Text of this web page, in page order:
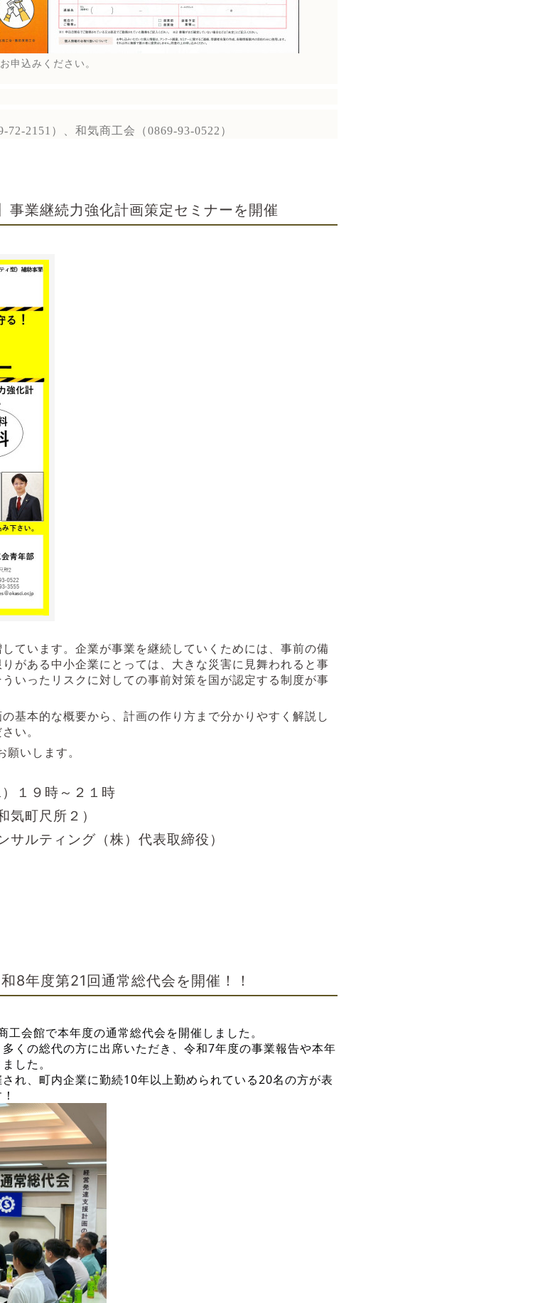
申込みください。
2151）、和気商工会（0869-93-0522）
事業継続力強化計画策定セミナーを開催
ています。企業が事業を継続していくためには、事前の備
がある中小企業にとっては、大きな災害に見舞われると事
いったリスクに対しての事前対策を国が認定する制度が事
基本的な概要から、計画の作り方まで分かりやすく解説し
い。
いします。
１９時～２１時
気町尺所２）
ルティング（株）代表取締役）
和8年度第21回通常総代会を開催！！
会館で本年度の通常総代会を開催しました。
くの総代の方に出席いただき、令和7年度の事業報告や本年
した。
れ、町内企業に勤続10年以上勤められている20名の方が表